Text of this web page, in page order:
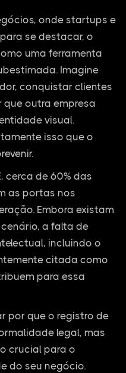
onde startups e
se destacar, o
uma ferramenta
Imagine
conquistar clientes
que outra empresa
visual.
isso que o
cerca de 60% das
as portas nos
Embora existam
a falta de
incluindo o
citada como
para essa
por que o registro de
legal, mas
crucial para o
do seu negócio.